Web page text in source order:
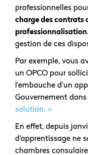
professionnelles
charge des contrats
professionnalisation
gestion de ces
Par exemple, vous
un OPCO pour
l’embauche d’un
Gouvernement
solution. »
En effet, depuis
d’apprentissage ne
chambres